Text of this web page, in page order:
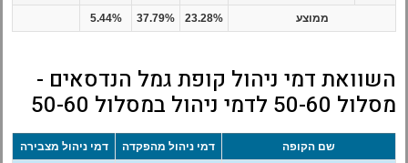
ממוצע 23.28%
37.79%
5.44%
השוואת דמי ניהול קופת גמל הנדסאים -
מסלול 50-60 לדמי ניהול במסלול 50-60
שם הקופה דמי ניהול מהפקדה דמי ניהול מצבירה